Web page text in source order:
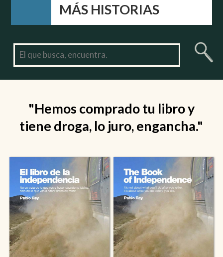
MÁS HISTORIAS
"Hemos comprado tu libro y
tiene droga, lo juro, engancha."